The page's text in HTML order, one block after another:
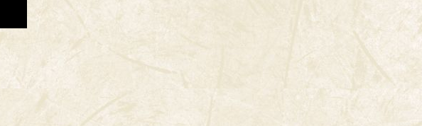
る方法を通じてユーザーが入力または送信する情報ユーザーの肖
おいて、他のサービスと連携を許可することにより、当該他のサ
するにあたり、ソーシャルネットワーキングサービス等の他のサ
には、その許可の際にご同意いただいた内容に基づき、以下の情